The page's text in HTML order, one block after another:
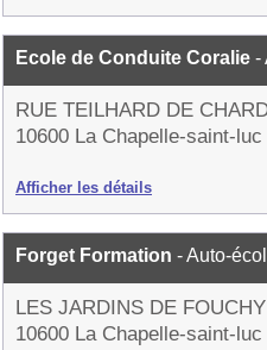
Ecole de Conduite Coralie -
RUE TEILHARD DE
10600 La Chapelle-saint-luc
Afficher les détails
Forget Formation - Auto-
LES JARDINS DE FOUCHY
10600 La Chapelle-saint-luc